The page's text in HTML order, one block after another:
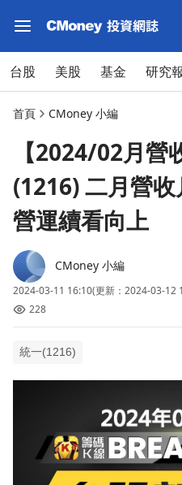
台股 美股 基金 研究
首頁 CMoney 小編
【2024/02月營
(1216) 二月營
營運續看向上
CMoney 小編
2024-03-11 16:10(更新：2024-03-12
228
統一(1216)